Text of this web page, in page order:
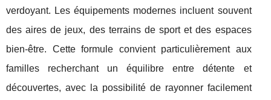
verdoyant. Les équipements modernes incluent souvent
des aires de jeux, des terrains de sport et des espaces
bien-être. Cette formule convient particulièrement aux
familles recherchant un équilibre entre détente et
découvertes, avec la possibilité de rayonner facilement